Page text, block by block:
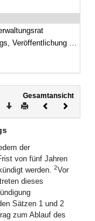
anwendbaren Vorschriften
Gesamtansicht
Download
DruckenVorheriges
der
von fünf Jahren
werden. 2Vor
dieses
Sätzen 1 und 2
zum Ablauf des